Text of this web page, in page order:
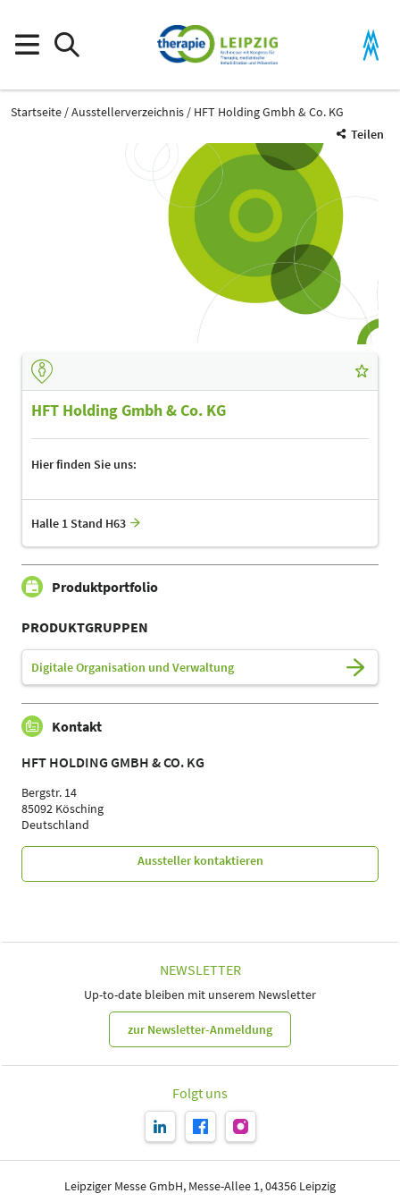
Startseite Ausstellerverzeichnis
HFT Holding Gmbh & Co. KG
Teilen
HFT Holding Gmbh & Co. KG
Hier finden Sie uns:
Halle 1 Stand H63
Produktportfolio
PRODUKTGRUPPEN
Digitale Organisation und Verwaltung
Kontakt
HFT HOLDING GMBH & CO. KG
Bergstr. 14
85092 Kösching
Deutschland
Aussteller kontaktieren
NEWSLETTER
Up-to-date bleiben mit unserem Newsletter
zur Newsletter-Anmeldung
Folgt uns
Leipziger Messe GmbH, Messe-Allee 1, 04356 Leipzig